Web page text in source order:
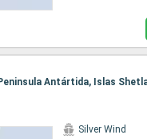
Silver Wind